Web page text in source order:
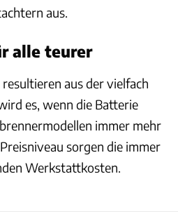
aus.
alle teurer
aus der vielfach
es, wenn die Batterie
immer mehr
sorgen die immer
Werkstattkosten.